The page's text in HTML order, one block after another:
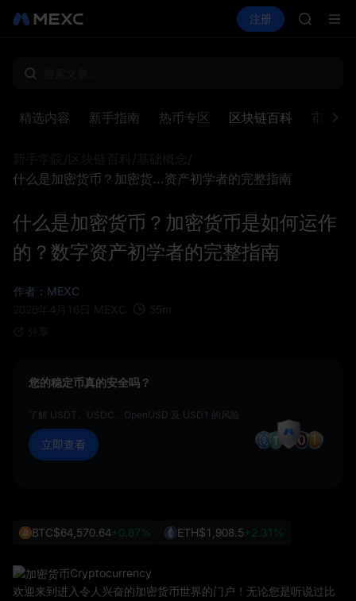
PLTR 理财 活
注册
HEI
CYS
精选内容 新手指南 热币专区 区块链百科 市场洞
新手学院 / 区块链百科 / 基础概念/
什么是加密货币？加密货...资产初学者的完整指南
什么是加密货币？加密货币是如何运作
的？数字资产初学者的完整指南
作者：MEXC
2026年4月16日
MEXC 55 m
分享
您的稳定币真的安全吗？
了解 USDT、USDC、OpenUSD 及 USD1 的风险
立即查看
BTC$64,570.64+0.87% ETH$1,908.5+2.31%
Cryptocurrency
欢迎来到进入令人兴奋的加密货币世界的门户！无论您是听说过比